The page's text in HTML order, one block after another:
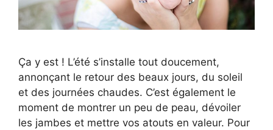
Ça y est ! L’été s’installe tout doucement,
annonçant le retour des beaux jours, du soleil
et des journées chaudes. C’est également le
moment de montrer un peu de peau, dévoiler
les jambes et mettre vos atouts en valeur. Pour